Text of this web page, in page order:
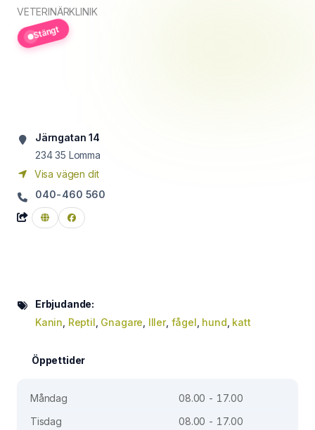
VETERINÄRKLINIK
Stängt
Järngatan 14
234 35 Lomma
Visa vägen dit
040-460 560
Erbjudande:
Kanin Reptil Gnagare Iller, fågel hund katt
Öppettider
Måndag
08.00 - 17.00
Tisdag
08.00 - 17.00